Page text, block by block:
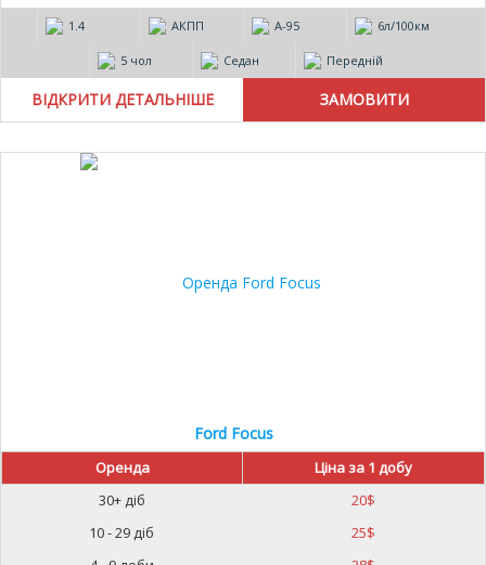
1.4 АКПП А-95 6л/100км
5 чол Седан Передній
ВІДКРИТИ ДЕТАЛЬНІШЕ
Ford Focus
Оренда
Ціна за 1 добу
30+ діб
20$
10 - 29 діб
25$